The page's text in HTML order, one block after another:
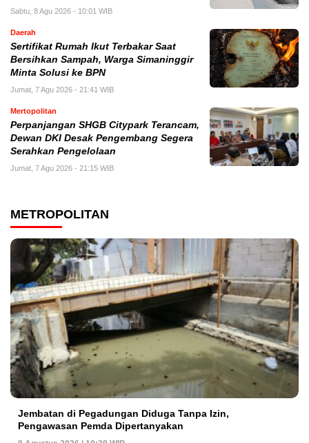
Sabtu, 8 Agu 2026 - 10:01 WIB
Daerah
Sertifikat Rumah Ikut Terbakar Saat
Bersihkan Sampah, Warga Simaninggir
Minta Solusi ke BPN
Jumat, 7 Agu 2026 - 21:41 WIB
Mertopolitan
Perpanjangan SHGB Citypark Terancam,
Dewan DKI Desak Pengembang Segera
Serahkan Pengelolaan
Jumat, 7 Agu 2026 - 21:15 WIB
METROPOLITAN
Jembatan di Pegadungan Diduga Tanpa Izin,
Pengawasan Pemda Dipertanyakan